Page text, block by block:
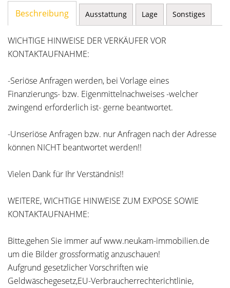
Beschreibung Ausstattung Lage Sonstiges
WICHTIGE HINWEISE DER VERKÄUFER VOR
KONTAKTAUFNAHME:
-Seriöse Anfragen werden, bei Vorlage eines
Finanzierungs- bzw. Eigenmittelnachweises -welcher
zwingend erforderlich ist- gerne beantwortet.
-Unseriöse Anfragen bzw. nur Anfragen nach der Adresse
können NICHT beantwortet werden!!
Vielen Dank für Ihr Verständnis!!
WEITERE, WICHTIGE HINWEISE ZUM EXPOSE SOWIE
KONTAKTAUFNAHME:
Bitte,gehen Sie immer auf www.neukam-immobilien.de
um die Bilder grossformatig anzuschauen!
Aufgrund gesetzlicher Vorschriften wie
Geldwäschegesetz,EU-Verbraucherrechterichtlinie,